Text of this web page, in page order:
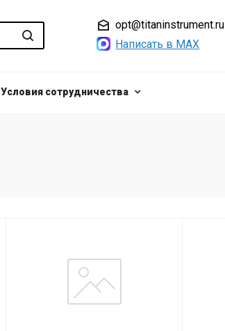
opt@titaninstrument.ru
Написать в MAX
Условия сотрудничества